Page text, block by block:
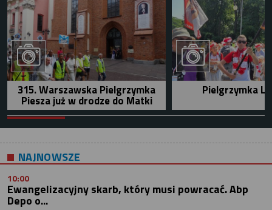
315. Warszawska Pielgrzymka
Piesza już w drodze do Matki
Pielgrzymka
NAJNOWSZE
10:00
Ewangelizacyjny skarb, który musi powracać. Abp
Depo o...